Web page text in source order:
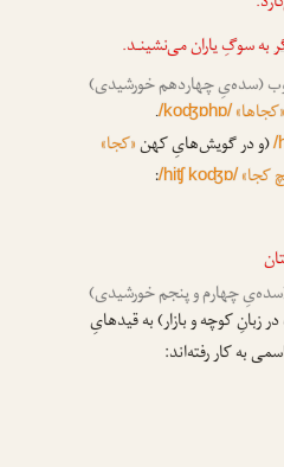
به سوگِ یاران می‌نشینـد.
(سده‌یِ چهاردهم خورشیدی)
«کجاها»/koʤɒhɒ/
.
/(و در گویش‌هایِ کهن«کجا»
کجا»/hiʧ koʤɒ/
:
چهارم و پنجم خورشیدی)
زبانِ کوچه و بازار) به قیدهایِ
به کار رفته‌اند: